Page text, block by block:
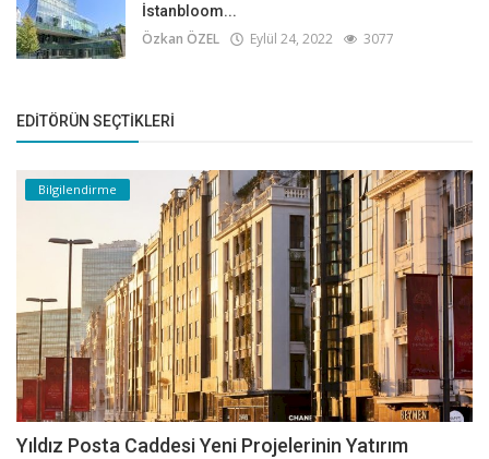
İstanbloom...
Özkan ÖZEL Eylül 24, 2022 3077
EDITÖRÜN SEÇTIKLERI
Bilgilendirme
Yıldız Posta Caddesi Yeni Projelerinin Yatırım